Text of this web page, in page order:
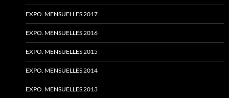
EXPO. MENSUELLES 2017
EXPO. MENSUELLES 2016
EXPO. MENSUELLES 2015
EXPO. MENSUELLES 2014
EXPO. MENSUELLES 2013